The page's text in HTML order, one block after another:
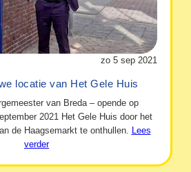
zo 5 sep 2021
locatie van Het Gele Huis
van Breda – opende op
2021 Het Gele Huis door het
de Haagsemarkt te onthullen. Lees
verder